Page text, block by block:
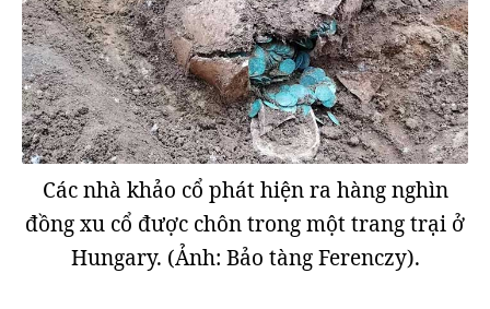
Các nhà khảo cổ phát hiện ra hàng nghìn
đồng xu cổ được chôn trong một trang trại ở
Hungary. (Ảnh: Bảo tàng Ferenczy).